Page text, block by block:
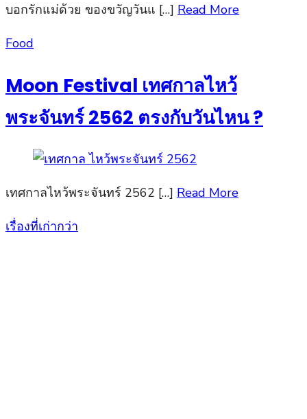
บอกรักแม่ด้วย ของขวัญวันแ […] Read More
Posted
Food
Moon Festival เทศกาลไหว้
พระจันทร์ 2562 ตรงกับวันไหน ?
เทศกาลไหว้พระจันทร์ 2562 […] Read More
แนะแนว
เรื่องที่เก่ากว่า